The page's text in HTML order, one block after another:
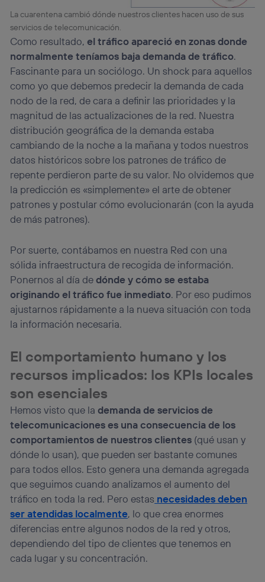
La cuarentena cambió dónde nuestros clientes hacen uso de sus
servicios de telecomunicación.
Como resultado,el tráfico apareció en zonas donde
normalmente teníamos baja demanda de tráfico.
Fascinante para un sociólogo. Un shock para aquellos
como yo que debemos predecir la demanda de cada
nodo de la red, de cara a definir las prioridades y la
magnitud de las actualizaciones de la red. Nuestra
distribución geográfica de la demanda estaba
cambiando de la noche a la mañana y todos nuestros
datos históricos sobre los patrones de tráfico de
repente perdieron parte de su valor. No olvidemos que
la predicción es «simplemente» el arte de obtener
patrones y postular cómo evolucionarán (con la ayuda
de más patrones).
Por suerte, contábamos en nuestra Red con una
sólida infraestructura de recogida de información.
Ponernos al día dedónde y cómo se estaba
originando el tráfico fue inmediato. Por eso pudimos
ajustarnos rápidamente a la nueva situación con toda
la información necesaria.
El comportamiento humano y los
recursos implicados: los KPIs locales
son esenciales
Hemos visto que lademanda de servicios de
telecomunicaciones es una consecuencia de los
comportamientos de nuestros clientes (qué usan y
dónde lo usan), que pueden ser bastante comunes
para todos ellos. Esto genera una demanda agregada
que seguimos cuando analizamos el aumento del
tráfico en toda la red. Pero estas necesidades deben
ser atendidas localmente, lo que crea enormes
diferencias entre algunos nodos de la red y otros,
dependiendo del tipo de clientes que tenemos en
cada lugar y su concentración.